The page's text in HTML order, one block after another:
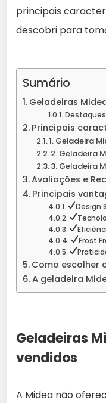
principais
descobri para
Sumário
Geladeiras
Principais
1. Geladeira
2. Geladeira
3. Geladeira
Avaliações e
Principais
Design
Frost
Como escolher
A geladeira
Geladeiras
vendidos
A Midea não